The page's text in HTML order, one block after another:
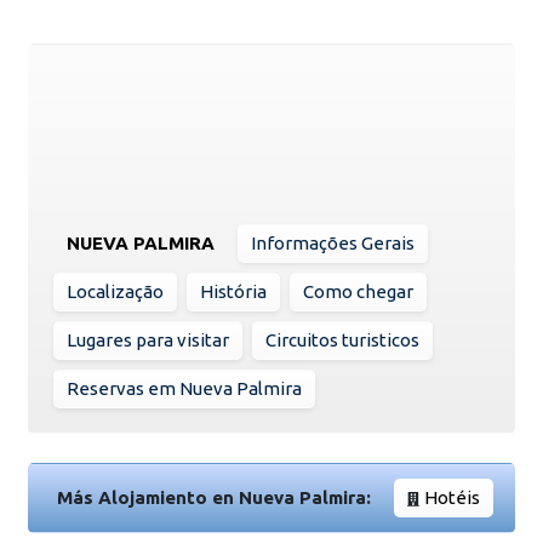
NUEVA PALMIRA Informações Gerais
Localização História Como chegar
Lugares para visitar Circuitos turisticos
Reservas em Nueva Palmira
Más Alojamiento en Nueva Palmira: Hotéis